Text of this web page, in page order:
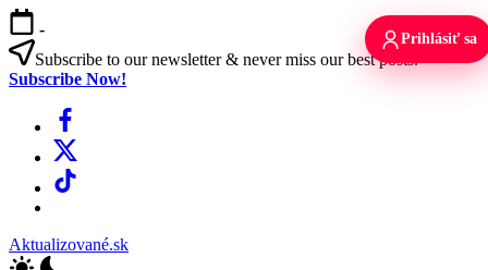
Skip
to
content
-
Subscribe to our newsletter & never miss our best posts.
Subscribe Now!
Facebook
X
TikTok
Aktualizované.sk
Prihlásiť sa